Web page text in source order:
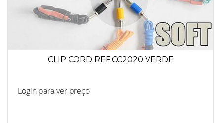
CLIP CORD REF.CC2020 VERDE
Login para ver preço